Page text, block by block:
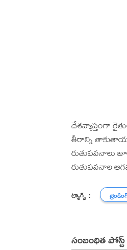
దేశవ్యాప్తంగా
తీరాన్ని
రుతుపవనాలు
రుతుపవనాల
ట్యాగ్స్ :
సంబంధిత పోస్ట్